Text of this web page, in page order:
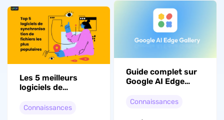
Les 5 meilleurs
logiciels de
dossiers
Connaissances
Guide complet sur
Google AI Edge
Fonctionnalités,
Connaissances